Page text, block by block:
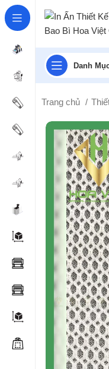
Danh
Trang chủ